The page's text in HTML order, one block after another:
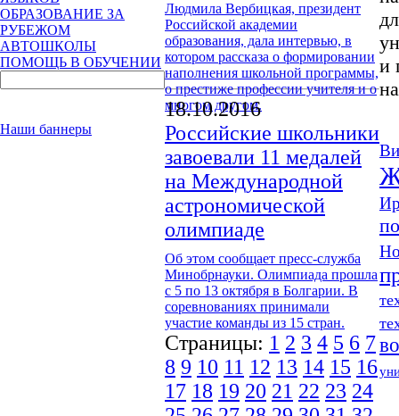
ОБРАЗОВАНИЕ ЗА
РУБЕЖОМ
АВТОШКОЛЫ
ПОМОЩЬ В ОБУЧЕНИИ
Наши баннеры
Людмила Вербицкая, президент
Российской академии
образования, дала интервью, в
котором рассказа о формировании
наполнения школьной программы,
о престиже профессии учителя и о
многом другом.
18.10.2016
Российские школьники
завоевали 11 медалей
на Международной
астрономической
олимпиаде
Об этом сообщает пресс-служба
Минобрнауки. Олимпиада прошла
с 5 по 13 октября в Болгарии. В
соревнованиях принимали
участие команды из 15 стран.
Страницы: 1 2 3 4 5 6 7
8 9 10 11 12 13 14 15 16
17 18 19 20 21 22 23 24
и